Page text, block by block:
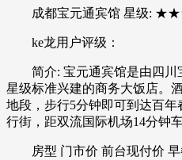
成都宝元通宾馆 星级:
ke龙用户评级：
简介: 宝元通宾馆是由四川
星级标准兴建的商务大饭店。
地段，步行5分钟即可到达百
行街，距双流国际机场14分钟
房型 门市价 前台现付价 早